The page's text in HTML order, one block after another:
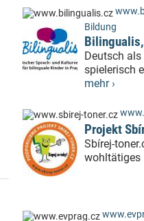
Bildung
Deutsch
spielerisch
mehr ›
Projekt
Sbírej-
wohltätiges